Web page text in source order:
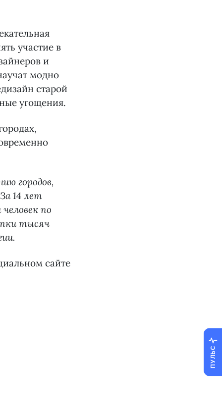
участие в
и
модно
старой
угощения.
городов,
14 лет
по
тысяч
сайте
ПУЛЬС